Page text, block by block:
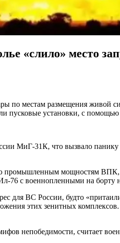
«слило» место
по местам размещения живой
пусковые установки, с
МиГ-31К, что вызвало
промышленным мощностям
76 с военнопленными на борту
для ВС России, будто
этих зенитных
непобедимости, считает